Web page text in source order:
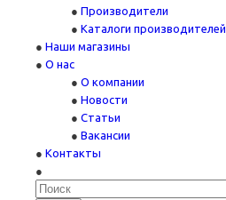
Производители
Каталоги производителей
Наши магазины
О нас
О компании
Новости
Статьи
Вакансии
Контакты